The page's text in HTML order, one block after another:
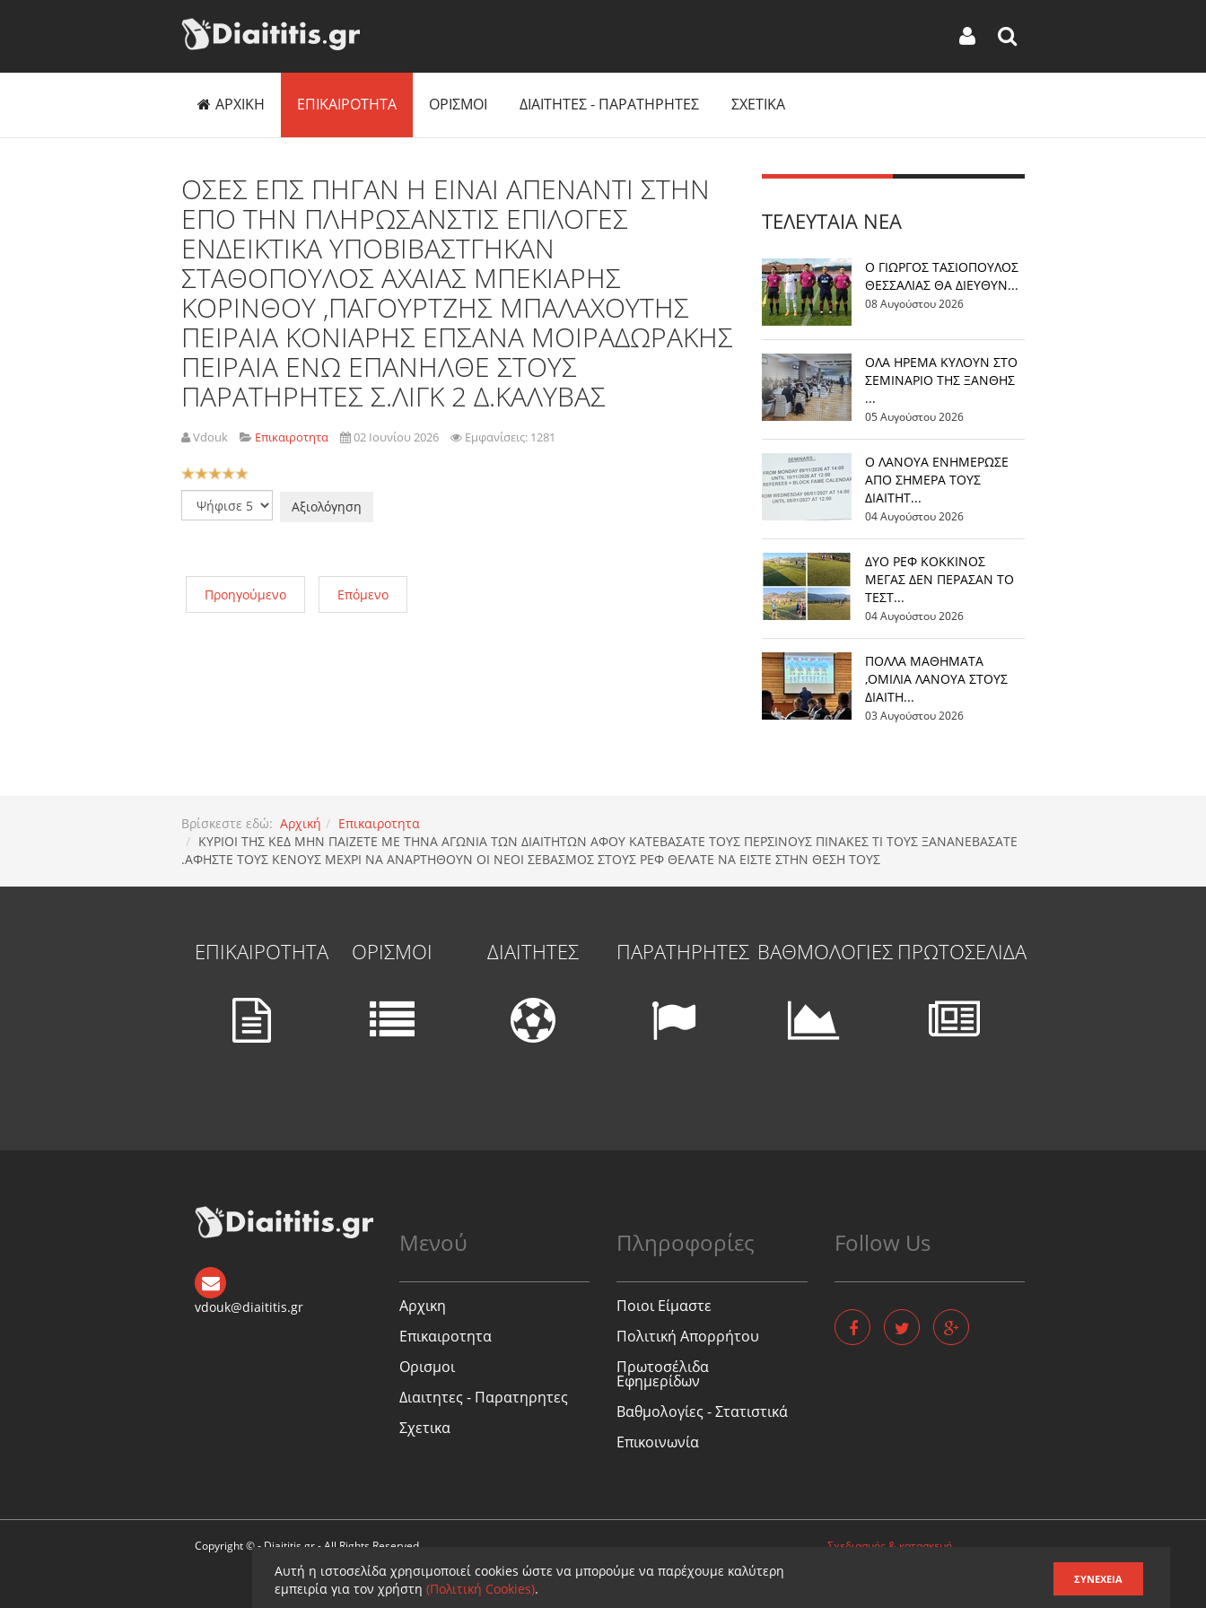
ΑΡΧΙΚΗ ΕΠΙΚΑΙΡΟΤΗΤΑ ΟΡΙΣΜΟΙ ΔΙΑΙΤΗΤΕΣ - ΠΑΡΑΤΗΡΗΤΕΣ ΣΧΕΤΙΚΑ
ΟΣΕΣ ΕΠΣ ΠΗΓΑΝ Η ΕΙΝΑΙ ΑΠΕΝΑΝΤΙ ΣΤΗΝ
ΕΠΟ ΤΗΝ ΠΛΗΡΩΣΑΝΣΤΙΣ ΕΠΙΛΟΓΕΣ
ΕΝΔΕΙΚΤΙΚΑ ΥΠΟΒΙΒΑΣΤΓΗΚΑΝ
ΣΤΑΘΟΠΟΥΛΟΣ ΑΧΑΙΑΣ ΜΠΕΚΙΑΡΗΣ
ΚΟΡΙΝΘΟΥ ,ΠΑΓΟΥΡΤΖΗΣ ΜΠΑΛΑΧΟΥΤΗΣ
ΠΕΙΡΑΙΑ ΚΟΝΙΑΡΗΣ ΕΠΣΑΝΑ ΜΟΙΡΑΔΩΡΑΚΗΣ
ΠΕΙΡΑΙΑ ΕΝΩ ΕΠΑΝΗΛΘΕ ΣΤΟΥΣ
ΠΑΡΑΤΗΡΗΤΕΣ Σ.ΛΙΓΚ 2 Δ.ΚΑΛΥΒΑΣ
Vdouk Επικαιροτητα 02 Ιουνίου 2026 Εμφανίσεις: 1281
Αξιολόγηση
Χρήστη:5/5
Παρακαλώ
αξιολογήστε
Προηγούμενο Επόμενο
ΤΕΛΕΥΤΑΊΑ ΝΈΑ
Ο ΓΙΩΡΓΟΣ ΤΑΣΙΟΠΟΥΛΟΣ
ΘΕΣΣΑΛΙΑΣ ΘΑ ΔΙΕΥΘΥΝ...
08 Αυγούστου 2026
OΛΑ ΗΡΕΜΑ ΚΥΛΟΥΝ ΣΤΟ
ΣΕΜΙΝΑΡΙΟ ΤΗΣ ΞΑΝΘΗΣ
...
05 Αυγούστου 2026
Ο ΛΑΝΟΥΑ ΕΝΗΜΕΡΩΣΕ
ΑΠΟ ΣΗΜΕΡΑ ΤΟΥΣ
ΔΙΑΙΤΗΤ...
04 Αυγούστου 2026
ΔΥΟ ΡΕΦ ΚΟΚΚΙΝΟΣ
ΜΕΓΑΣ ΔΕΝ ΠΕΡΑΣΑΝ ΤΟ
ΤΕΣΤ...
04 Αυγούστου 2026
ΠΟΛΛΑ ΜΑΘΗΜΑΤΑ
,ΟΜΙΛΙΑ ΛΑΝΟΥΑ ΣΤΟΥΣ
ΔΙΑΙΤΗ...
03 Αυγούστου 2026
Βρίσκεστε εδώ: Αρχική
Επικαιροτητα
ΚΥΡΙΟΙ ΤΗΣ ΚΕΔ ΜΗΝ ΠΑΙΖΕΤΕ ΜΕ ΤΗΝΑ ΑΓΩΝΙΑ ΤΩΝ ΔΙΑΙΤΗΤΩΝ ΑΦΟΥ ΚΑΤΕΒΑΣΑΤΕ ΤΟΥΣ ΠΕΡΣΙΝΟΥΣ ΠΙΝΑΚΕΣ ΤΙ ΤΟΥΣ ΞΑΝΑΝΕΒΑΣΑΤΕ
.ΑΦΗΣΤΕ ΤΟΥΣ ΚΕΝΟΥΣ ΜΕΧΡΙ ΝΑ ΑΝΑΡΤΗΘΟΥΝ ΟΙ ΝΕΟΙ ΣΕΒΑΣΜΟΣ ΣΤΟΥΣ ΡΕΦ ΘΕΛΑΤΕ ΝΑ ΕΙΣΤΕ ΣΤΗΝ ΘΕΣΗ ΤΟΥΣ
ΕΠΙΚΑΙΡΟΤΗΤΑ ΟΡΙΣΜΟΙ ΔΙΑΙΤΗΤΕΣ ΠΑΡΑΤΗΡΗΤΕΣ ΒΑΘΜΟΛΟΓΙΕΣ ΠΡΩΤΟΣΕΛΙΔΑ
vdouk@diaititis.gr
Μενού
Αρχικη
Επικαιροτητα
Ορισμοι
Διαιτητες - Παρατηρητες
Σχετικα
Πληροφορίες
Ποιοι Είμαστε
Πολιτική Απορρήτου
Πρωτοσέλιδα
Εφημερίδων
Βαθμολογίες - Στατιστικά
Επικοινωνία
Follow Us
Copyright © - Diaititis.gr - All Rights Reserved.
Σχεδιασμός & κατασκευή
Αυτή η ιστοσελίδα χρησιμοποιεί cookies ώστε να μπορούμε να παρέχουμε καλύτερη
εμπειρία για τον χρήστη (Πολιτική Cookies).
ΣΥΝΈΧΕΙΑ